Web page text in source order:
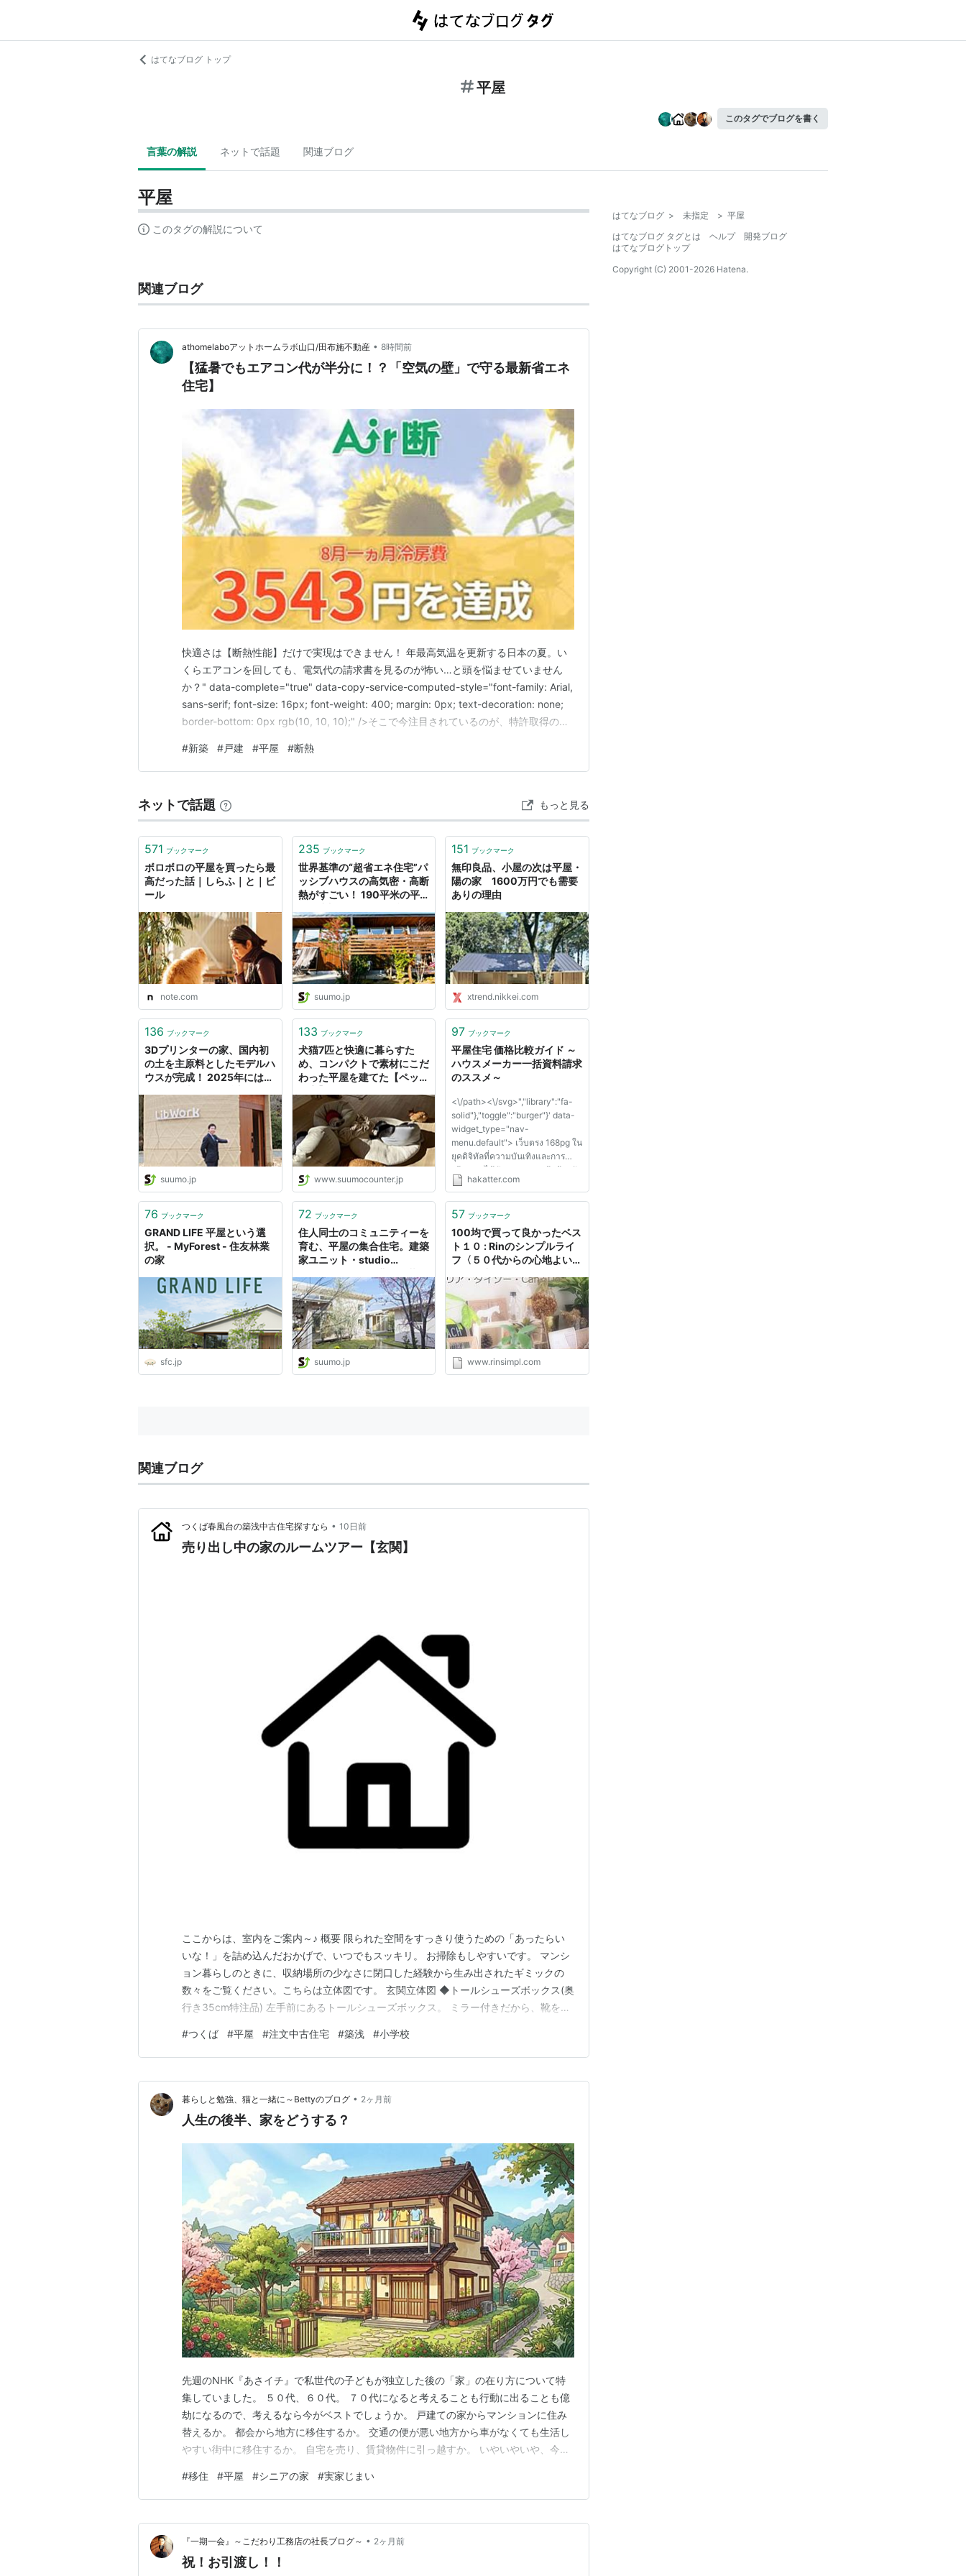
はてなブログ トップ
平屋
このタグでブログを書く
言葉の解説 ネットで話題 関連ブログ
平屋
このタグの解説について
関連ブログ
athomelaboアットホームラボ山口/田布施不動産 • 8時間前
【猛暑でもエアコン代が半分に！？「空気の壁」で守る最新省エネ
住宅】
快適さは【断熱性能】だけで実現はできません！ 年最高気温を更新する日本の夏。い
くらエアコンを回しても、電気代の請求書を見るのが怖い…と頭を悩ませていません
か？" data-complete="true" data-copy-service-computed-style="font-family: Arial,
sans-serif; font-size: 16px; font-weight: 400; margin: 0px; text-decoration: none;
border-bottom: 0px rgb(10, 10, 10);" />そこで今注目されているのが、特許取得の最
#新築 #戸建 #平屋 #断熱
ネットで話題 もっと見る
571 ブックマーク
ボロボロの平屋を買ったら最
高だった話｜しらふ｜と｜ビ
ール
note.com
235 ブックマーク
世界基準の“超省エネ住宅”パ
ッシブハウスの高気密・高断
熱がすごい！ 190平米の平
suumo.jp
151 ブックマーク
無印良品、小屋の次は平屋・
陽の家 1600万円でも需要
ありの理由
xtrend.nikkei.com
136 ブックマーク
3Dプリンターの家、国内初
の土を主原料としたモデルハ
ウスが完成！ 2025年には平
定、CO2排出量抑制効果も
期待
suumo.jp
133 ブックマーク
犬猫7匹と快適に暮らすた
め、コンパクトで素材にこだ
わった平屋を建てた【ペット
│スーモカウンター注文住宅
www.suumocounter.jp
97 ブックマーク
平屋住宅 価格比較ガイド ～
ハウスメーカー一括資料請求
のススメ～
<\/path><\/svg>","library":"fa-
solid"},"toggle":"burger"}' data-
widget_type="nav-
menu.default"> เว็บตรง 168pg ใน
ยุคดิจิทัลที่ความบันเทิงและการ
สร้างรายได้มักผสมผสานเข้าด้วยกัน
การเลือกเว็บไซต์สล็อตออนไลน์ที่
จึงถูกยกให้เป็นหนึ่งในตัวเลือกอันดับ
ต้น ๆ ของนักเดิมพัน เพราะที่นี่ไม่ได้
มีเพียงเกมสล็อตให้เลือกเล่นหลาก
หลาย แต่ยั...
hakatter.com
76 ブックマーク
GRAND LIFE 平屋という選
択。 - MyForest - 住友林業
の家
sfc.jp
72 ブックマーク
住人同士のコミュニティーを
育む、平屋の集合住宅。建築
家ユニット・studio
し - 住まいのお役立ち記事
suumo.jp
57 ブックマーク
100均で買って良かったベス
ト１０ : Rinのシンプルライ
フ〈５０代からの心地よい暮
ました〉
www.rinsimpl.com
関連ブログ
つくば春風台の築浅中古住宅探すなら • 10日前
売り出し中の家のルームツアー【玄関】
ここからは、室内をご案内～♪ 概要 限られた空間をすっきり使うための「あったらい
いな！」を詰め込んだおかげで、いつでもスッキリ。 お掃除もしやすいです。 マンシ
ョン暮らしのときに、収納場所の少なさに閉口した経験から生み出されたギミックの
数々をご覧ください。こちらは立体図です。 玄関立体図 ◆トールシューズボックス(奥
行き35cm特注品) 左手前にあるトールシューズボックス。 ミラー付きだから、靴を履
タログ例 扉を開けると、 じゃーん。傘立てが付いているんですよ。 トールキャビネッ
ト1 上には箒をつるせるフック。 トー…
#つくば #平屋 #注文中古住宅 #築浅 #小学校
暮らしと勉強、猫と一緒に～Bettyのブログ • 2ヶ月前
人生の後半、家をどうする？
先週のNHK『あさイチ』で私世代の子どもが独立した後の「家」の在り方について特
集していました。 ５０代、６０代。 ７０代になると考えることも行動に出ることも億
劫になるので、考えるなら今がベストでしょうか。 戸建ての家からマンションに住み
替えるか。 都会から地方に移住するか。 交通の便が悪い地方から車がなくても生活し
やすい街中に移住するか。 自宅を売り、賃貸物件に引っ越すか。 いやいやいや、今の
ンパクトにする コンパクトなマンションに住み替え 平屋人気 我が家の場合 このまま
自宅に住み続けるとしたら 自宅に住み続け…
#移住 #平屋 #シニアの家 #実家じまい
『一期一会』～こだわり工務店の社長ブログ～ • 2ヶ月前
祝！お引渡し！！
はてなブログ > 未指定 > 平屋
はてなブログ タグとは
ヘルプ
開発ブログ
はてなブログトップ
Copyright (C) 2001-2026 Hatena.